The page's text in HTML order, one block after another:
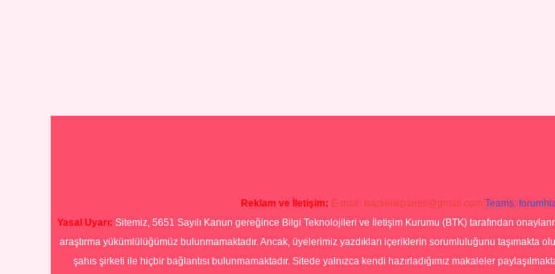
Reklam ve İletişim: E-mail: backlinkpaneli@gmail.com Teams:
Yasal Uyarı: Sitemiz, 5651 Sayılı Kanun gereğince Bilgi Teknolojileri ve İletişim Kurumu (BTK) tarafından
araştırma yükümlülüğümüz bulunmamaktadır. Ancak, üyelerimiz yazdıkları içeriklerin sorumluluğunu
şahıs şirketi ile hiçbir bağlantısı bulunmamaktadır. Sitede yalnızca kendi hazırladığımız makaleler